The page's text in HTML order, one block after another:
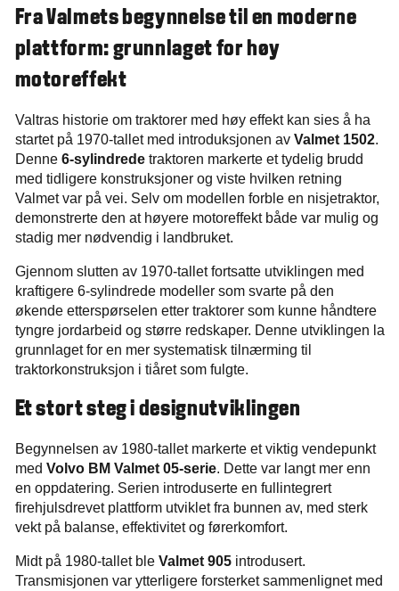
Fra Valmets begynnelse til en moderne
plattform: grunnlaget for høy
motoreffekt
Valtras historie om traktorer med høy effekt kan sies å ha
startet på 1970-tallet med introduksjonen av Valmet 1502.
Denne 6-sylindredetraktoren markerte et tydelig brudd
med tidligere konstruksjoner og viste hvilken retning
Valmet var på vei. Selv om modellen forble en nisjetraktor,
demonstrerte den at høyere motoreffekt både var mulig og
stadig mer nødvendig i landbruket.
Gjennom slutten av 1970-tallet fortsatte utviklingen med
kraftigere 6-sylindrede modeller som svarte på den
økende etterspørselen etter traktorer som kunne håndtere
tyngre jordarbeid og større redskaper. Denne utviklingen la
grunnlaget for en mer systematisk tilnærming til
traktorkonstruksjon i tiåret som fulgte.
Et stort steg i designutviklingen
Begynnelsen av 1980-tallet markerte et viktig vendepunkt
med Volvo BM Valmet 05-serie. Dette var langt mer enn
en oppdatering. Serien introduserte en fullintegrert
firehjulsdrevet plattform utviklet fra bunnen av, med sterk
vekt på balanse, effektivitet og førerkomfort.
Midt på 1980-tallet ble Valmet 905introdusert.
Transmisjonen var ytterligere forsterket sammenlignet med